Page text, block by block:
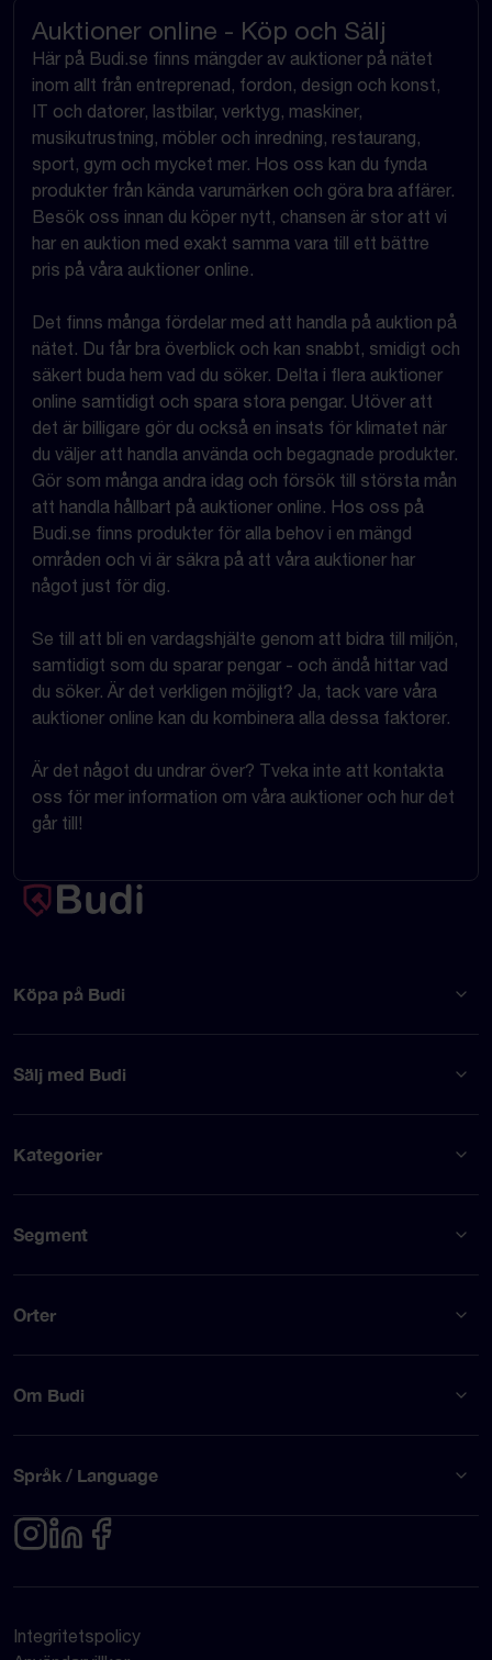
Auktioner online - Köp och Sälj
Här på Budi.se finns mängder av auktioner på nätet
inom allt från entreprenad, fordon, design och konst,
IT och datorer, lastbilar, verktyg, maskiner,
musikutrustning, möbler och inredning, restaurang,
sport, gym och mycket mer. Hos oss kan du fynda
produkter från kända varumärken och göra bra affärer.
Besök oss innan du köper nytt, chansen är stor att vi
har en auktion med exakt samma vara till ett bättre
pris på våra auktioner online.
Det finns många fördelar med att handla på auktion på
nätet. Du får bra överblick och kan snabbt, smidigt och
säkert buda hem vad du söker. Delta i flera auktioner
online samtidigt och spara stora pengar. Utöver att
det är billigare gör du också en insats för klimatet när
du väljer att handla använda och begagnade produkter.
Gör som många andra idag och försök till största mån
att handla hållbart på auktioner online. Hos oss på
Budi.se finns produkter för alla behov i en mängd
områden och vi är säkra på att våra auktioner har
något just för dig.
Se till att bli en vardagshjälte genom att bidra till miljön,
samtidigt som du sparar pengar - och ändå hittar vad
du söker. Är det verkligen möjligt? Ja, tack vare våra
auktioner online kan du kombinera alla dessa faktorer.
Är det något du undrar över? Tveka inte att kontakta
oss för mer information om våra auktioner och hur det
går till!
Köpa på Budi
Sälj med Budi
Kategorier
Segment
Orter
Om Budi
Språk / Language
Integritetspolicy